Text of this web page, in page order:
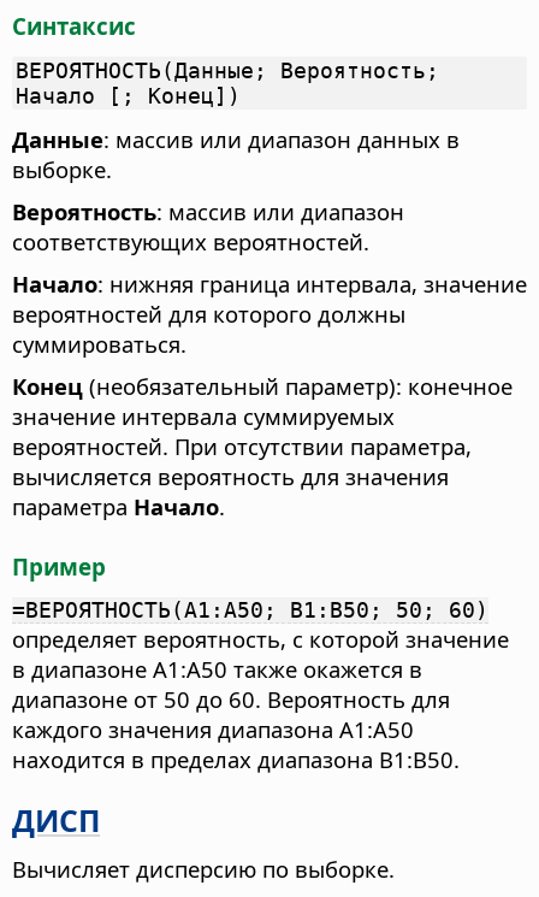
Синтаксис
ВЕРОЯТНОСТЬ(Данные; Вероятность;
Начало [; Конец])
Данные: массив или диапазон данных в
выборке.
Вероятность: массив или диапазон
соответствующих вероятностей.
Начало: нижняя граница интервала, значение
вероятностей для которого должны
суммироваться.
Конец (необязательный параметр): конечное
значение интервала суммируемых
вероятностей. При отсутствии параметра,
вычисляется вероятность для значения
параметра Начало.
Пример
=ВЕРОЯТНОСТЬ(A1:A50; B1:B50; 50; 60)
определяет вероятность, с которой значение
в диапазоне A1:A50 также окажется в
диапазоне от 50 до 60. Вероятность для
каждого значения диапазона A1:A50
находится в пределах диапазона B1:B50.
ДИСП
Вычисляет дисперсию по выборке.